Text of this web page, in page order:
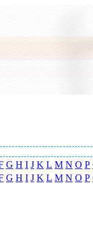
G H I J K L M N O P
G H I J K L M N O P